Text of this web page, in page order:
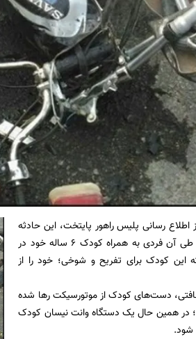
اطلاع رسانی پلیس راهور پایتخت، این حادثه
در محدوده خیابان شوش رخ داد و طی آن فردی به همراه کودک 6 ساله خود در
این کودک برای تفریح و شوخی؛ خود را از
دست‌های کودک از موتورسیکت رها شده
در همین حال یک دستگاه وانت نیسان کودک
شود.